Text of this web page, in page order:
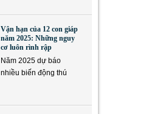
Vận hạn của 12 con giáp
năm 2025: Những nguy
cơ luôn rình rập
Năm 2025 dự báo
nhiều biến động thú